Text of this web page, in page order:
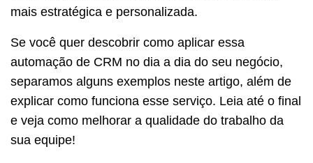
mais estratégica e personalizada.
Se você quer descobrir como aplicar essa
automação de CRM no dia a dia do seu negócio,
separamos alguns exemplos neste artigo, além de
explicar como funciona esse serviço. Leia até o final
e veja como melhorar a qualidade do trabalho da
sua equipe!